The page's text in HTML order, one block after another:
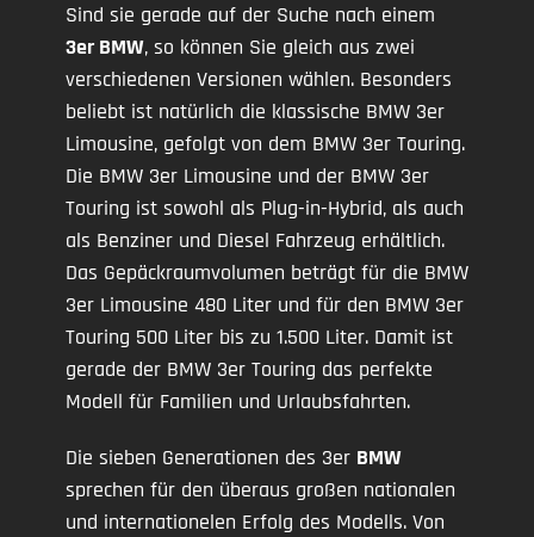
Sind sie gerade auf der Suche nach einem
3er BMW, so können Sie gleich aus zwei
verschiedenen Versionen wählen. Besonders
beliebt ist natürlich die klassische BMW 3er
Limousine, gefolgt von dem BMW 3er Touring.
Die BMW 3er Limousine und der BMW 3er
Touring ist sowohl als Plug-in-Hybrid, als auch
als Benziner und Diesel Fahrzeug erhältlich.
Das Gepäckraumvolumen beträgt für die BMW
3er Limousine 480 Liter und für den BMW 3er
Touring 500 Liter bis zu 1.500 Liter. Damit ist
gerade der BMW 3er Touring das perfekte
Modell für Familien und Urlaubsfahrten.
Die sieben Generationen des 3er BMW
sprechen für den überaus großen nationalen
und internationelen Erfolg des Modells. Von